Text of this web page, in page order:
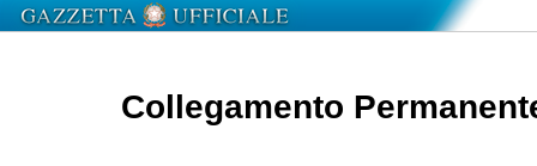
Collegamento